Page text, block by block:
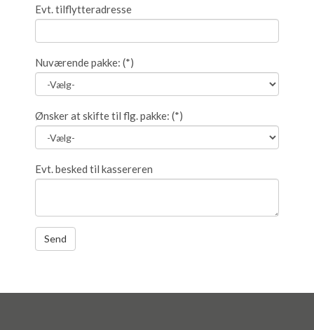
Evt. tilflytteradresse
Nuværende pakke: (*)
Ønsker at skifte til flg. pakke: (*)
Evt. besked til kassereren